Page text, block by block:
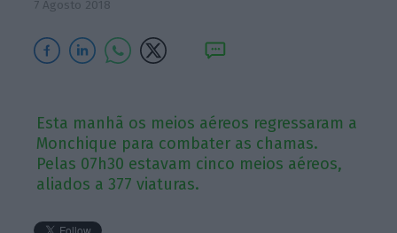
7 Agosto 2018
Esta manhã os meios aéreos regressaram a
Monchique para combater as chamas.
Pelas 07h30 estavam cinco meios aéreos,
aliados a 377 viaturas.